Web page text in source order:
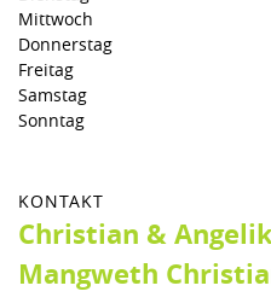
Mittwoch
Donnerstag
Freitag
Samstag
Sonntag
KONTAKT
Christian &
Mangweth